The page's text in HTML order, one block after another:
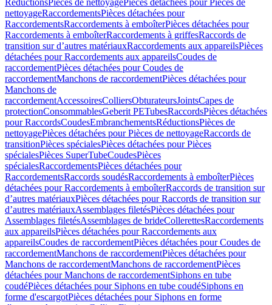
RéductionsPièces de nettoyagePièces détachées pour Pièces de
nettoyageRaccordementsPièces détachées pour
RaccordementsRaccordements à emboîterPièces détachées pour
Raccordements à emboîterRaccordements à griffesRaccords de
transition sur d’autres matériauxRaccordements aux appareilsPièces
détachées pour Raccordements aux appareilsCoudes de
raccordementPièces détachées pour Coudes de
raccordementManchons de raccordementPièces détachées pour
Manchons de
raccordementAccessoiresColliersObturateursJointsCapes de
protectionConsommablesGeberit PETubesRaccordsPièces détachées
pour RaccordsCoudesEmbranchementsRéductionsPièces de
nettoyagePièces détachées pour Pièces de nettoyageRaccords de
transitionPièces spécialesPièces détachées pour Pièces
spécialesPièces SuperTubeCoudesPièces
spécialesRaccordementsPièces détachées pour
RaccordementsRaccords soudésRaccordements à emboîterPièces
détachées pour Raccordements à emboîterRaccords de transition sur
d’autres matériauxPièces détachées pour Raccords de transition sur
d’autres matériauxAssemblages filetésPièces détachées pour
Assemblages filetésAssemblages de brideCollerettesRaccordements
aux appareilsPièces détachées pour Raccordements aux
appareilsCoudes de raccordementPièces détachées pour Coudes de
raccordementManchons de raccordementPièces détachées pour
Manchons de raccordementManchons de raccordementPièces
détachées pour Manchons de raccordementSiphons en tube
coudéPièces détachées pour Siphons en tube coudéSiphons en
forme d'escargotPièces détachées pour Siphons en forme